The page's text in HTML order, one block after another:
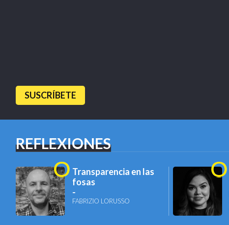
SUSCRÍBETE
REFLEXIONES
Transparencia en las
fosas
FABRIZIO LORUSSO